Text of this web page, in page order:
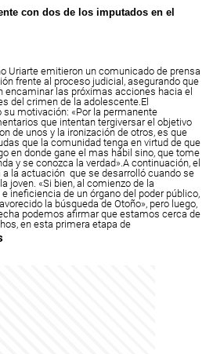
con dos de los imputados en el
Uriarte emitieron un comunicado de prensa
frente al proceso judicial, asegurando que
encaminar las próximas acciones hacia el
del crimen de la adolescente.El
motivación: «Por la permanente
que intentan tergiversar el objetivo
de unos y la ironización de otros, es que
que la comunidad tenga en virtud de que
en donde gane el mas hábil sino, que tome
y se conozca la verdad».A continuación, el
la actuación que se desarrolló cuando se
joven. «Si bien, al comienzo de la
ineficiencia de un órgano del poder público,
la búsqueda de Otoño», pero luego,
podemos afirmar que estamos cerca de
en esta primera etapa de